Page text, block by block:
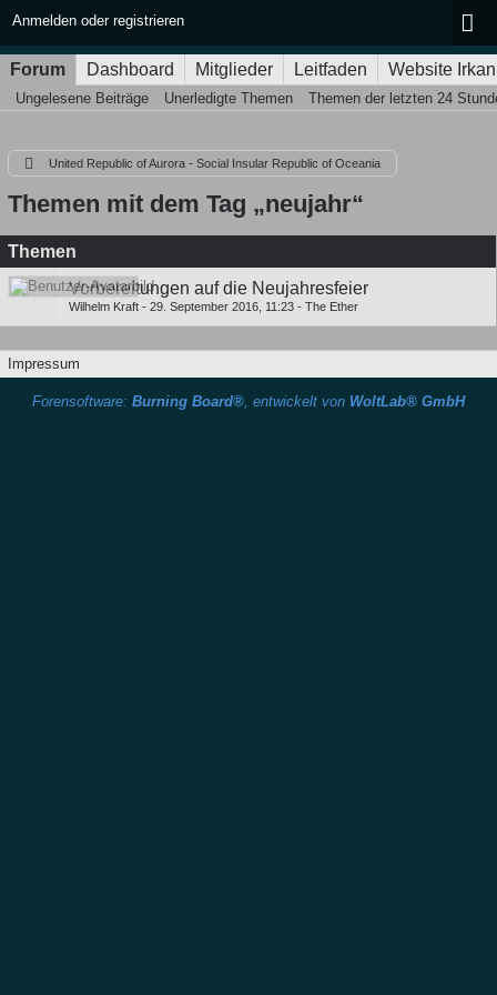
Anmelden oder registrieren
Forum Dashboard Mitglieder Leitfaden Website
Ungelesene Beiträge Unerledigte Themen Themen der letzten 24
United Republic of Aurora - Social Insular Republic of Oceania
Themen mit dem Tag „neujahr“
Themen
Vorbereitungen auf die Neujahresfeier
Wilhelm Kraft - 29. September 2016, 11:23 - The Ether
Impressum
Forensoftware: Burning Board®, entwickelt von WoltLab® GmbH